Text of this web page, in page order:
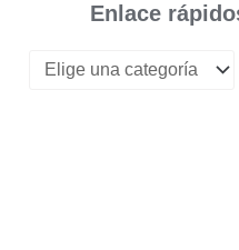
Enlace